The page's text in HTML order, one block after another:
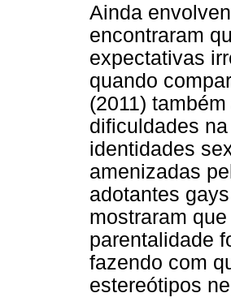
Ainda
encontraram
expectativas
quando
(2011)
dificuldades
identidades
amenizadas
adotantes
mostraram
parentalidade
fazendo com
estereótipos